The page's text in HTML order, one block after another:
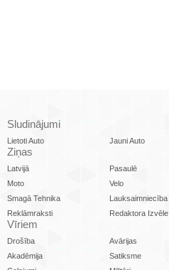
Sludinājumi
Lietoti Auto Jauni Auto
Ziņas
Latvijā Pasaulē
Moto
Velo
Smagā Tehnika
Lauksaimniecība
Reklāmraksti
Redaktora Izvēle
Vīriem
Drošība Avārijas
Akadēmija
Satiksme